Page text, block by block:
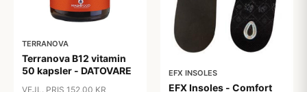
TERRANOVA
Terranova B12 vitamin
50 kapsler - DATOVARE
VEJL. PRIS 152,00 KR
EFX INSOLES
EFX Insoles - Comfort